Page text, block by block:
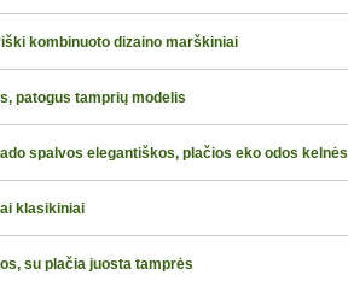
kombinuoto dizaino marškiniai
patogus tamprių modelis
spalvos elegantiškos, plačios eko odos kelnės
klasikiniai
su plačia juosta tamprės